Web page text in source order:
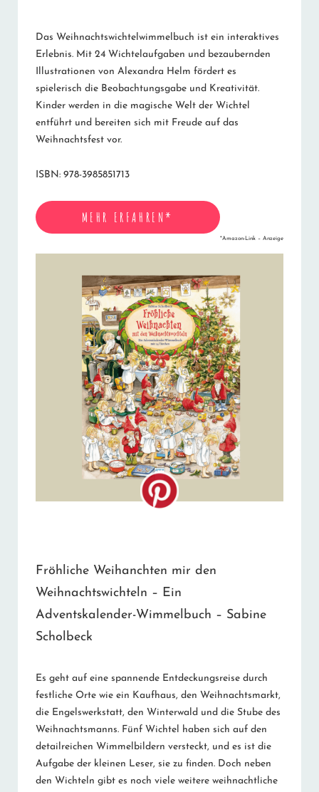
Das Weihnachtswichtelwimmelbuch ist ein interaktives
Erlebnis. Mit 24 Wichtelaufgaben und bezaubernden
Illustrationen von Alexandra Helm fördert es
spielerisch die Beobachtungsgabe und Kreativität.
Kinder werden in die magische Welt der Wichtel
entführt und bereiten sich mit Freude auf das
Weihnachtsfest vor.
ISBN: 978-3985851713
MEHR ERFAHREN*
*Amazon-Link – Anzeige
Fröhliche Weihanchten mir den
Weihnachtswichteln – Ein
Adventskalender-Wimmelbuch – Sabine
Scholbeck
Es geht auf eine spannende Entdeckungsreise durch
festliche Orte wie ein Kaufhaus, den Weihnachtsmarkt,
die Engelswerkstatt, den Winterwald und die Stube des
Weihnachtsmanns. Fünf Wichtel haben sich auf den
detailreichen Wimmelbildern versteckt, und es ist die
Aufgabe der kleinen Leser, sie zu finden. Doch neben
den Wichteln gibt es noch viele weitere weihnachtliche